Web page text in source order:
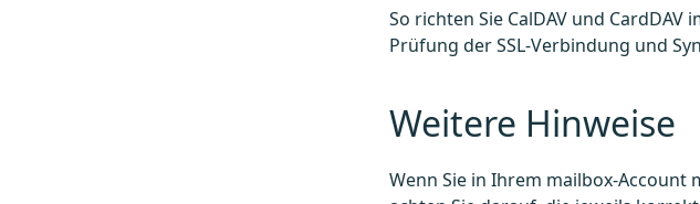
So richten Sie CalDAV und
Prüfung der SSL-Verbindung und
Weitere Hinweise
Wenn Sie in Ihrem mailbox-Account